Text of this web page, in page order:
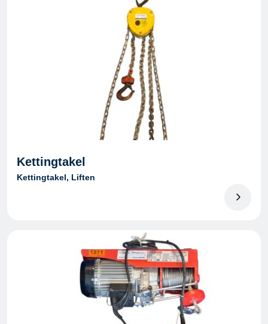
Kettingtakel
Kettingtakel, Liften